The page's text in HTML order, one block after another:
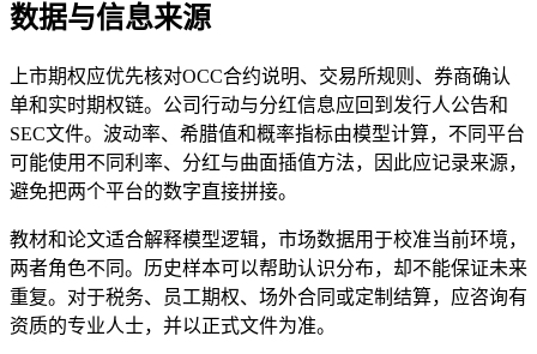
数据与信息来源
上市期权应优先核对OCC合约说明、交易所规则、券商确认
单和实时期权链。公司行动与分红信息应回到发行人公告和
SEC文件。波动率、希腊值和概率指标由模型计算，不同平台
可能使用不同利率、分红与曲面插值方法，因此应记录来源，
避免把两个平台的数字直接拼接。
教材和论文适合解释模型逻辑，市场数据用于校准当前环境，
两者角色不同。历史样本可以帮助认识分布，却不能保证未来
重复。对于税务、员工期权、场外合同或定制结算，应咨询有
资质的专业人士，并以正式文件为准。